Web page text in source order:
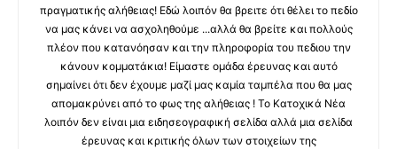
πραγματικής αλήθειας! Εδώ λοιπόν θα βρειτε ότι θέλει το πεδίο
να μας κάνει να ασχοληθούμε ...αλλά θα βρείτε και πολλούς
πλέον που κατανόησαν και την πληροφορία του πεδιου την
κάνουν κομματάκια! Είμαστε ομάδα έρευνας και αυτό
σημαίνει ότι δεν έχουμε μαζί μας καμία ταμπέλα που θα μας
απομακρύνει από το φως της αλήθειας ! Το Κατοχικά Νέα
λοιπόν δεν είναι μια ειδησεογραφική σελίδα αλλά μια σελίδα
έρευνας και κριτικής όλων των στοιχείων της